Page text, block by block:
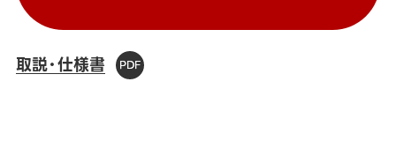
取説・仕様書